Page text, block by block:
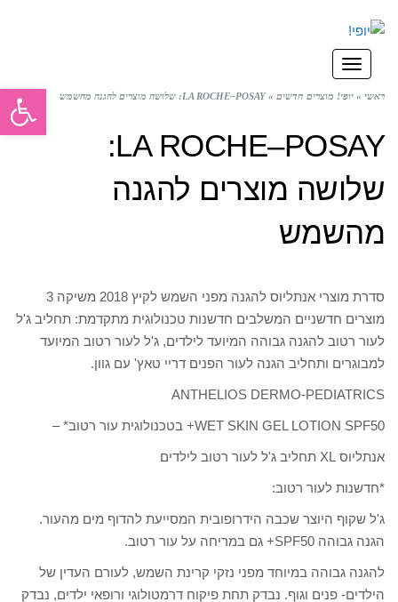
תפריט
ראשי » יופי! מוצרים חדשים » LA ROCHE–POSAY: שלושה מוצרים להגנה מהשמש
LA ROCHE–POSAY:
שלושה מוצרים להגנה
מהשמש
סדרת מוצרי אנתליוס להגנה מפני השמש לקיץ 2018 משיקה 3
מוצרים חדשניים המשלבים חדשנות טכנולוגית מתקדמת: תחליב ג'ל
לעור רטוב להגנה גבוהה המיועד לילדים, ג'ל לעור רטוב המיועד
למבוגרים ותחליב הגנה לעור הפנים דריי טאץ' עם גוון.
ANTHELIOS DERMO-PEDIATRICS
WET SKIN GEL LOTION SPF50+ בטכנולוגית עור רטוב* –
אנתליוס XL תחליב ג'ל לעור רטוב לילדים
*חדשנות לעור רטוב:
ג'ל שקוף היוצר שכבה הידרופובית המסייעת להדוף מים מהעור.
הגנה גבוהה SPF50+ גם במריחה על עור רטוב.
להגנה גבוהה במיוחד מפני נזקי קרינת השמש, לעורם העדין של
הילדים- פנים וגוף. נבדק תחת פיקוח דרמטולוגי ורופאי ילדים, נבדק
פתח